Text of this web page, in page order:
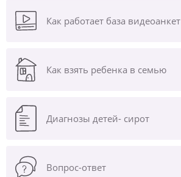
Как работает база видеоанкет
Как взять ребенка в семью
Диагнозы детей- сирот
Вопрос-ответ